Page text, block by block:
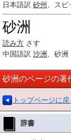
日本語訳 砂州 、ス
砂洲
読み方 さす
中国語訳 沙洲 、砂洲
砂洲のページの著
トップページに戻
辞書